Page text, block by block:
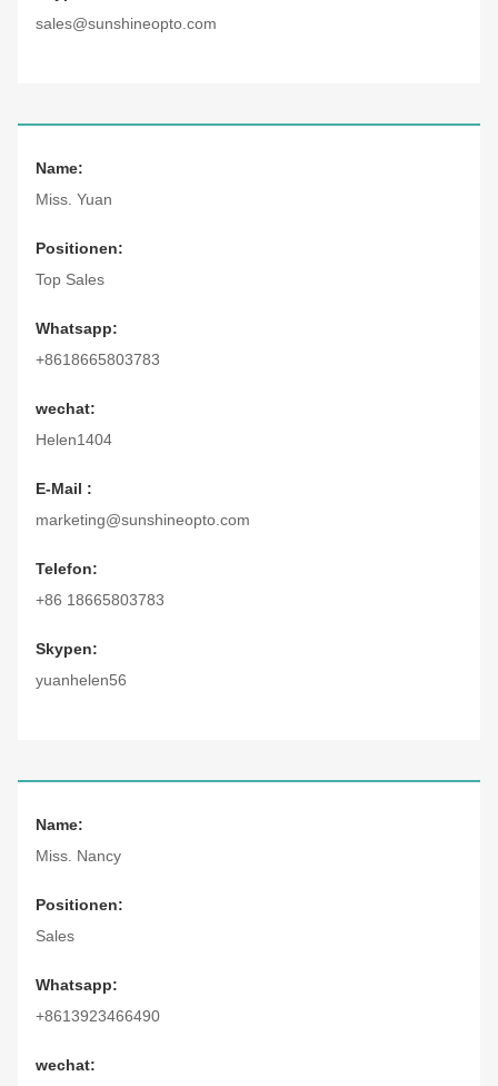
sales@sunshineopto.com
Name:
Miss. Yuan
Positionen:
Top Sales
Whatsapp:
+8618665803783
wechat:
Helen1404
E-Mail :
marketing@sunshineopto.com
Telefon:
+86 18665803783
Skypen:
yuanhelen56
Name:
Miss. Nancy
Positionen:
Sales
Whatsapp:
+8613923466490
wechat: